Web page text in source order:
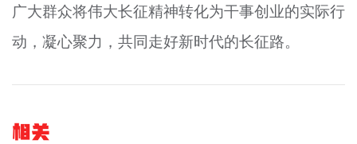
广大群众将伟大长征精神转化为干事创业的实际行
动，凝心聚力，共同走好新时代的长征路。
相关